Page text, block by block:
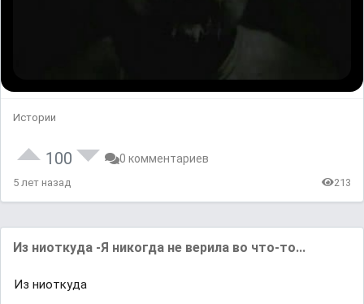
Истории
100 0 комментариев
5 лет назад 213
Из ниоткуда -Я никогда не верила во что-то...
Из ниоткуда